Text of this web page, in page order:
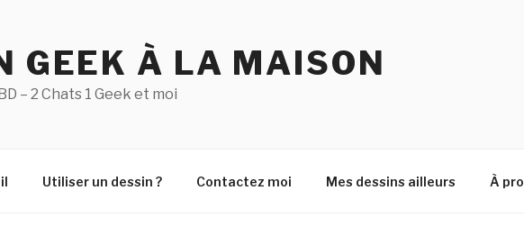
GEEK À LA MAISON
– 2 Chats 1 Geek et moi
Utiliser un dessin ? Contactez moi Mes dessins ailleurs À